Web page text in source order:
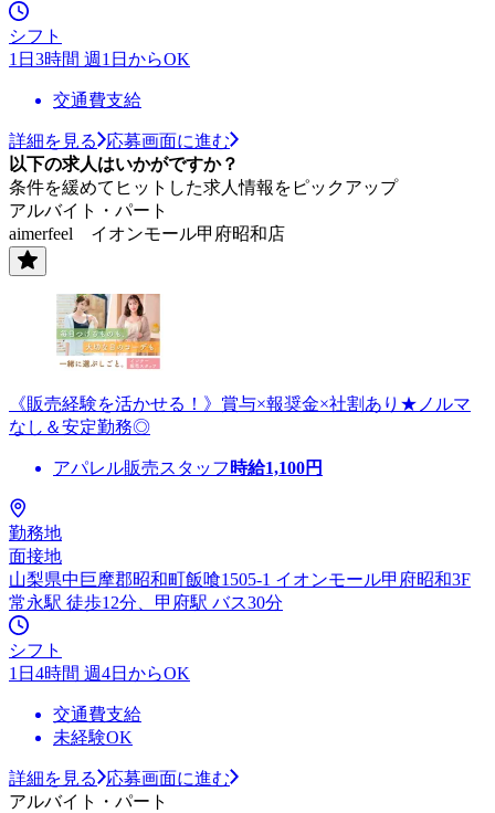
シフト
1日3時間 週1日からOK
交通費支給
詳細を見る
応募画面に進む
以下の求人はいかがですか？
条件を緩めてヒットした求人情報をピックアップ
アルバイト・パート
aimerfeel イオンモール甲府昭和店
《販売経験を活かせる！》賞与×報奨金×社割あり★ノルマ
なし＆安定勤務◎
アパレル販売スタッフ 時給1,100円
勤務地
面接地
山梨県中巨摩郡昭和町飯喰1505-1 イオンモール甲府昭和3F
常永駅 徒歩12分、甲府駅 バス30分
シフト
1日4時間 週4日からOK
交通費支給
未経験OK
詳細を見る
応募画面に進む
アルバイト・パート